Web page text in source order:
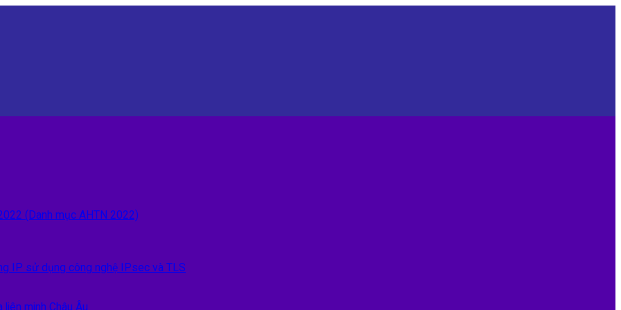
(Danh mục AHTN 2022)
IP sử dụng công nghệ IPsec và TLS
minh Châu Âu